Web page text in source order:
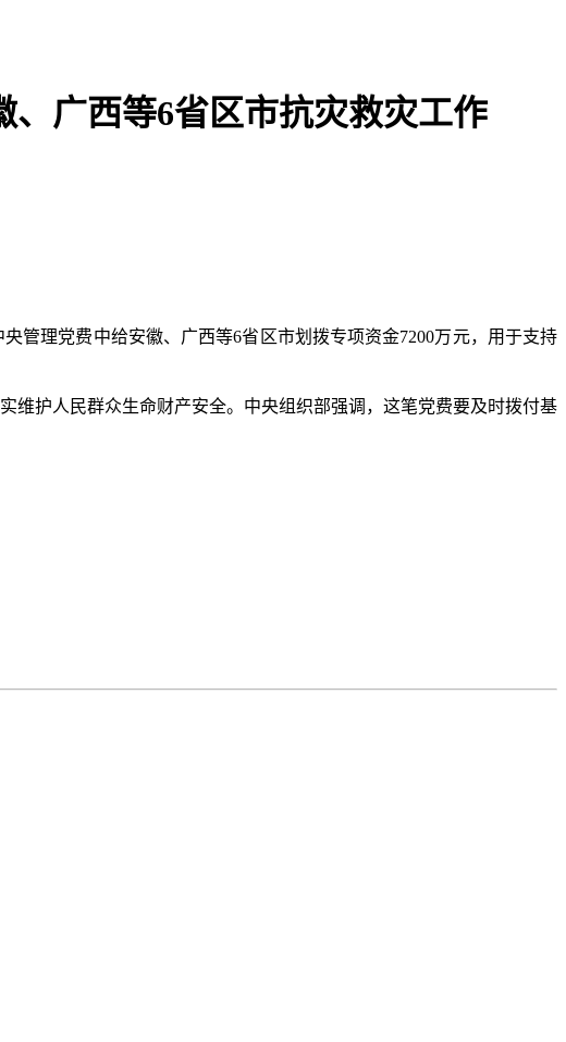
、广西等6省区市抗灾救灾工作
理党费中给安徽、广西等6省区市划拨专项资金7200万元，用于支持
护人民群众生命财产安全。中央组织部强调，这笔党费要及时拨付基